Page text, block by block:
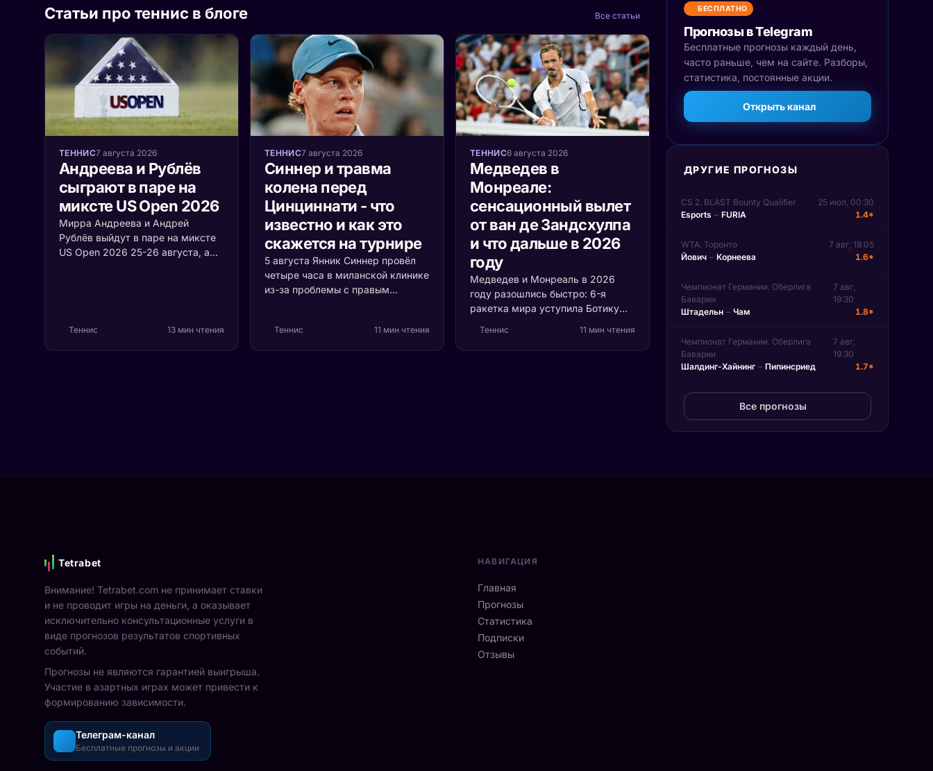
Статьи про теннис в блоге Все статьи
ТЕННИС7 августа 2026
Андреева и Рублёв
сыграют в паре на
миксте US Open 2026
Мирра Андреева и Андрей
Рублёв выйдут в паре на миксте
US Open 2026 25-26 августа, а
Теннис 13 мин чтения
ТЕННИС7 августа 2026
Синнер и травма
колена перед
Цинциннати - что
известно и как это
скажется на турнире
5 августа Янник Синнер провёл
четыре часа в миланской клинике
из-за проблемы с правым
серьёзно и кто выигрывает, если
Теннис 11 мин чтения
ТЕННИС6 августа 2026
Медведев в
Монреале:
сенсационный вылет
от ван де Зандсхулпа
и что дальше в 2026
году
Медведев и Монреаль в 2026
году разошлись быстро: 6-я
ракетка мира уступила Ботику
минуту. Разбираем, что
Теннис 11 мин чтения
БЕСПЛАТНО
Прогнозы в Telegram
Бесплатные прогнозы каждый день,
часто раньше, чем на сайте. Разборы,
статистика, постоянные акции.
Открыть канал
ДРУГИЕ ПРОГНОЗЫ
CS 2. BLAST Bounty Qualifier
25 июл, 00:30
Esports – FURIA 1.4*
WTA. Торонто
7 авг, 18:05
Йович – Корнеева 1.6*
Чемпионат Германии. Оберлига
Баварии
7 авг,
19:30
Штадельн – Чам 1.8*
Чемпионат Германии. Оберлига
Баварии
7 авг,
19:30
Шалдинг-Хайнинг – Пипинсриед 1.7*
Все прогнозы
Tetrabet
Внимание! Tetrabet.com не принимает ставки
и не проводит игры на деньги, а оказывает
исключительно консультационные услуги в
виде прогнозов результатов спортивных
событий.
Прогнозы не являются гарантией выигрыша.
Участие в азартных играх может привести к
формированию зависимости.
Телеграм-канал
Бесплатные прогнозы и акции
НАВИГАЦИЯ
Главная
Прогнозы
Статистика
Подписки
Отзывы